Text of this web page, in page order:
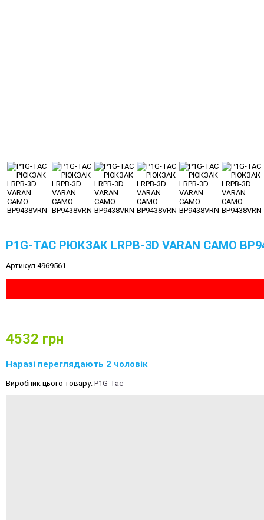
P1G-TAC РЮКЗАК LRPB-3D VARAN CAMO
Артикул 4969561
4532 грн
Наразі переглядають 2 чоловік
Виробник цього товару: P1G-Tac